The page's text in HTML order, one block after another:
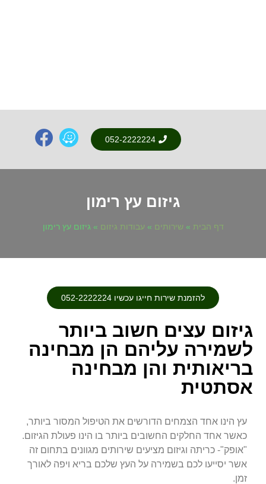
052-2222224
גיזום עץ רימון
דף הבית »שירותים » עבודות גיזום »גיזום עץ רימון
להזמנת שירות חייגו עכשיו 052-2222224
גיזום עצים חשוב ביותר
לשמירה עליהם הן מבחינה
בריאותית והן מבחינה
אסתטית
עץ הינו אחד הצמחים הדורשים את הטיפול המסור ביותר,
כאשר אחד החלקים החשובים ביותר בו הינו פעולת הגיזום.
"אופק"- כריתה וגיזום מציעים שירותים מגוונים בתחום זה
אשר יסייעו לכם בשמירה על העץ שלכם בריא ויפה לאורך
זמן.